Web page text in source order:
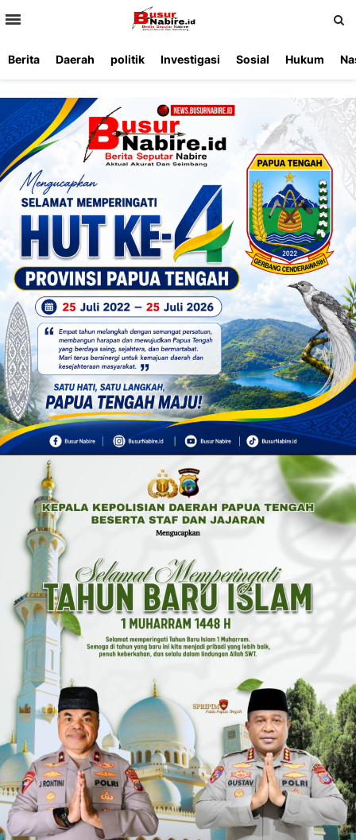
Berita Daerah politik Investigasi Sosial Hukum